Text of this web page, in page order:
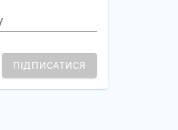
ПІДПИСАТИСЯ